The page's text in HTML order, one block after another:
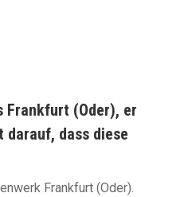
Frankfurt (Oder), er
dass diese
Frankfurt (Oder).